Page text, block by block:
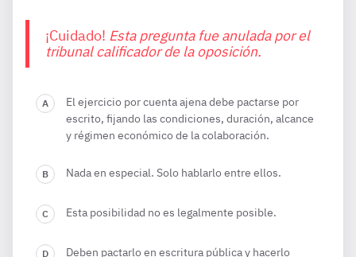
¡Cuidado! Esta pregunta fue anulada por el
tribunal calificador de la oposición.
El ejercicio por cuenta ajena debe pactarse por
escrito, fijando las condiciones, duración, alcance
y régimen económico de la colaboración.
Nada en especial. Solo hablarlo entre ellos.
Esta posibilidad no es legalmente posible.
Deben pactarlo en escritura pública y hacerlo